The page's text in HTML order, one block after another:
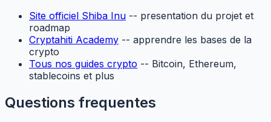
Site officiel Shiba Inu -- presentation du projet et
roadmap
Cryptahiti Academy -- apprendre les bases de la
crypto
Tous nos guides crypto -- Bitcoin, Ethereum,
stablecoins et plus
Questions frequentes